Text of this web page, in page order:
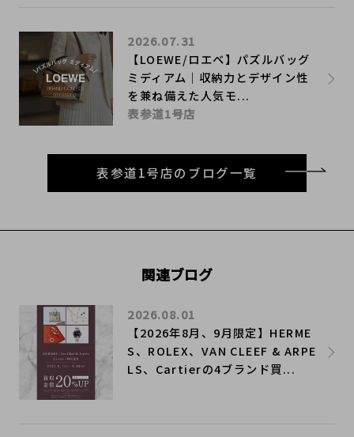
【LOEWE/ロエベ】パズルバッグ
ミディアム｜収納力とデザイン性
を兼ね備えた人気モ...
2026.07.31
表参道1号店
表参道1号店のブログ一覧
関連ブログ
【2026年8月、9月限定】HERME
S、ROLEX、VAN CLEEF & ARPE
LS、Cartierの4ブランド買...
2026.08.01